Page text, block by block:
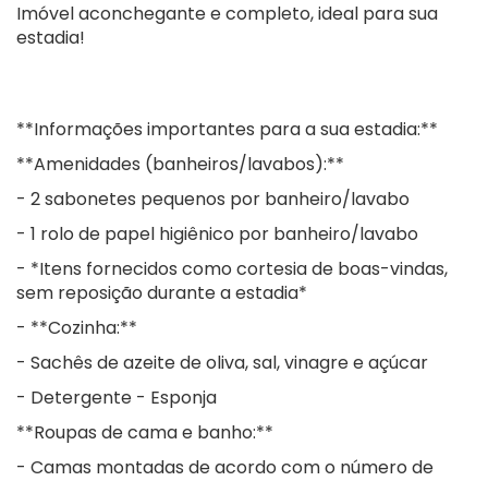
Imóvel aconchegante e completo, ideal para sua
estadia!
**Informações importantes para a sua estadia:**
**Amenidades (banheiros/lavabos):**
- 2 sabonetes pequenos por banheiro/lavabo
- 1 rolo de papel higiênico por banheiro/lavabo
- *Itens fornecidos como cortesia de boas-vindas,
sem reposição durante a estadia*
- **Cozinha:**
- Sachês de azeite de oliva, sal, vinagre e açúcar
- Detergente - Esponja
**Roupas de cama e banho:**
- Camas montadas de acordo com o número de